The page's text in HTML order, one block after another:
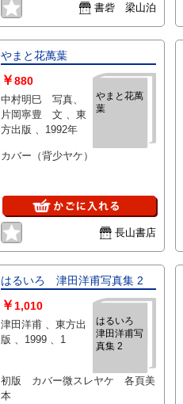
書砦 梁山泊
やまと花萬葉
やまと花萬
葉
￥880
中村明巳 写真、
片岡寧豊 文 、東
方出版 、1992年
カバー（背少ヤケ）
長山書店
はるいろ 津田洋甫写真集 2
はるいろ
津田洋甫写
真集 2
￥ 1,010
津田洋甫 、東方出
版 、1999 、1
初版 カバー微スレヤケ 各頁美
本